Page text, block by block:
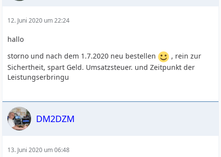
12. Juni 2020 um 22:24
hallo
storno und nach dem 1.7.2020 neu bestellen
, rein zur
Sichertheit, spart Geld. Umsatzsteuer. und Zeitpunkt der
Leistungserbringu
DM2DZM
13. Juni 2020 um 06:48